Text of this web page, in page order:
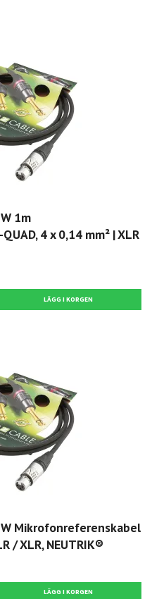
1m
4 x 0,14 mm² | XLR
Mikrofonreferenskabel
/ XLR, NEUTRIK®